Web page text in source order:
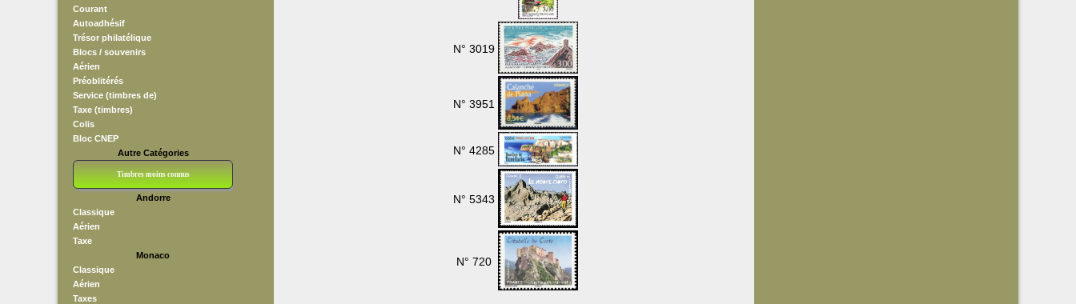
Courant
Autoadhésif
Trésor philatélique
Blocs / souvenirs
Aérien
Préoblitérés
Service (timbres de)
Taxe (timbres)
Colis
Bloc CNEP
Autre Catégories
Timbres moins connus
Andorre
Classique
Aérien
Taxe
Monaco
Classique
Aérien
Taxes
N° 3019
N° 3951
N° 4285
N° 5343
N° 720